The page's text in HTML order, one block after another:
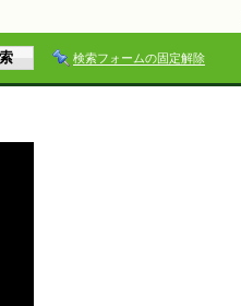
検索フォームの固定解除